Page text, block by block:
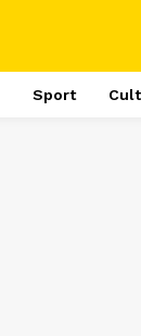
Sport